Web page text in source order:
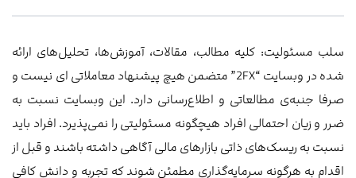
سلب مسئولیت: کلیه مطالب، مقالات، آموزش‌ها، تحلیل‌های ارائه
شده در وبسایت “2FX” متضمن هیچ پیشنهاد معاملاتی ‌ای نیست و
صرفا جنبه‌ی مطالعاتی و اطلاع‌رسانی دارد. این وبسایت نسبت به
ضرر و زیان احتمالی افراد هیچگونه مسئولیتی را نمی‌پذیرد. افراد باید
نسبت به ریسک‌های ذاتی بازارهای مالی آگاهی داشته باشند و قبل از
اقدام به هرگونه سرمایه‌گذاری مطمئن شوند که تجربه و دانش کافی